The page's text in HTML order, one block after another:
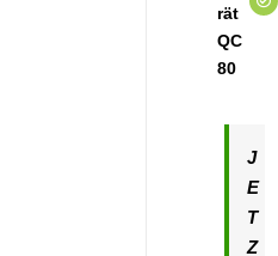
rät
QC
80
J
E
T
Z